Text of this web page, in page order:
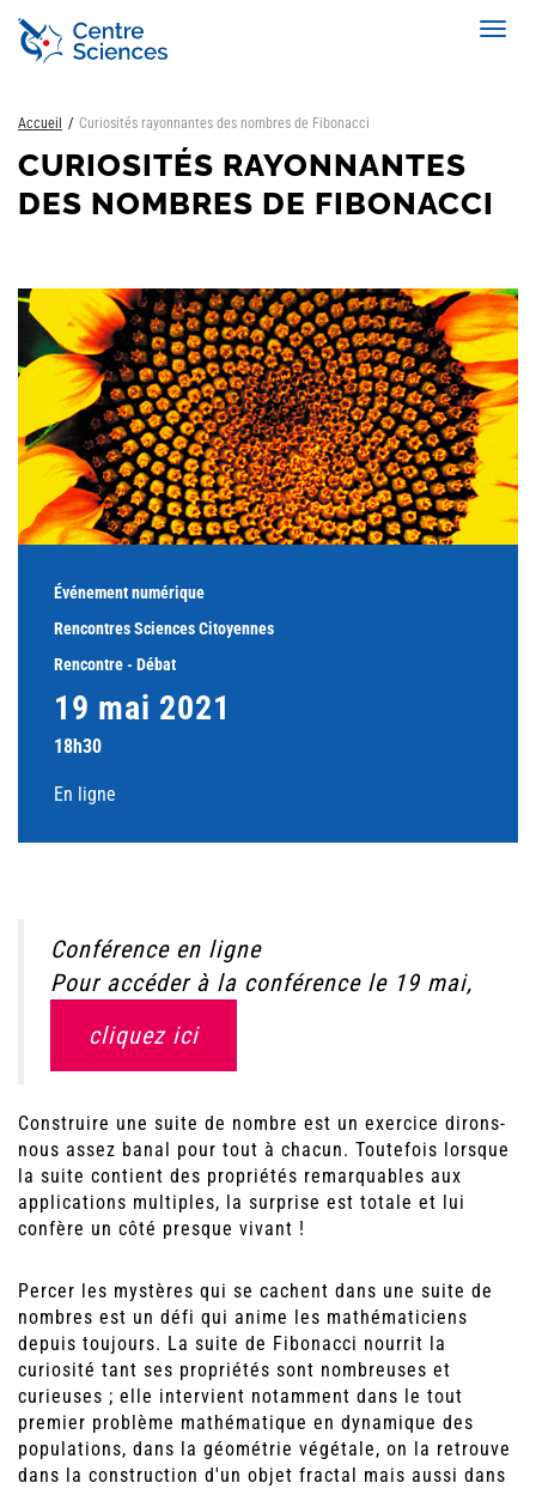
Aller
contenu
Accueil Curiosités rayonnantes des nombres de Fibonacci
CURIOSITÉS RAYONNANTES
DES NOMBRES DE FIBONACCI
Événement numérique
Rencontres Sciences Citoyennes
Rencontre - Débat
19 mai 2021
18h30
En ligne
Conférence en ligne
Pour accéder à la conférence le 19 mai,
cliquez ici
Construire une suite de nombre est un exercice dirons-
nous assez banal pour tout à chacun. Toutefois lorsque
la suite contient des propriétés remarquables aux
applications multiples, la surprise est totale et lui
confère un côté presque vivant !
Percer les mystères qui se cachent dans une suite de
nombres est un défi qui anime les mathématiciens
depuis toujours. La suite de Fibonacci nourrit la
curiosité tant ses propriétés sont nombreuses et
curieuses ; elle intervient notamment dans le tout
premier problème mathématique en dynamique des
populations, dans la géométrie végétale, on la retrouve
dans la construction d'un objet fractal mais aussi dans